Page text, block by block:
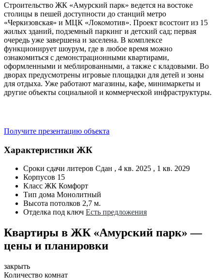
Строительство ЖК «Амурский парк» ведется на востоке
столицы в пешей доступности до станций метро
«Черкизовская» и МЦК «Локомотив». Проект всостоит из 15
жилых зданий, подземный паркинг и детский сад; первая
очередь уже завершена и заселена. В комплексе
функционирует шоурум, где в любое время можно
ознакомиться с демонстрационными квартирами,
оформленными и меблированными, а также с кладовыми. Во
дворах предусмотрены игровые площадки для детей и зоны
для отдыха. Уже работают магазины, кафе, минимаркеты и
другие объекты социальной и коммерческой инфраструктуры.
Получите презентацию объекта
Характеристики ЖК
Сроки сдачи литеров Сдан , 4 кв. 2025 , 1 кв. 2029
Корпусов 15
Класс ЖК Комфорт
Тип дома Монолитный
Высота потолков 2,7 м.
Отделка под ключ Есть предложения
Квартиры в ЖК «Амурский парк» —
цены и планировки
закрыть
Количество комнат